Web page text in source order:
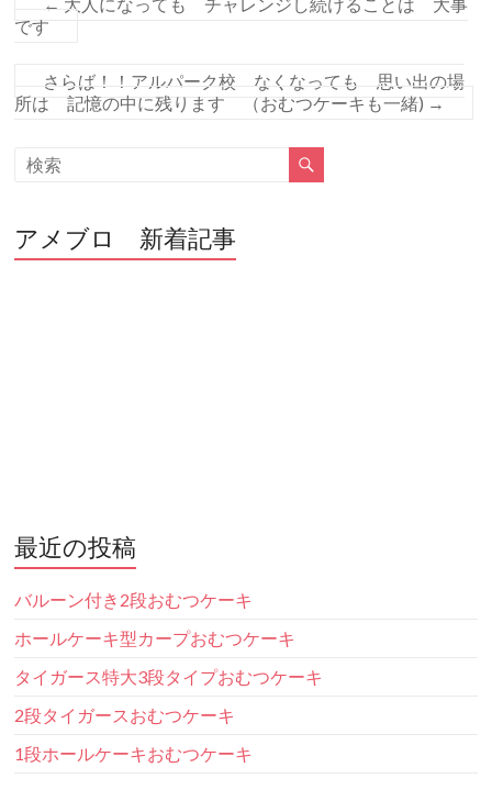
o
k
です
さらば！！アルパーク校 なくなっても 思い出の場
所は 記憶の中に残ります （おむつケーキも一緒) →
アメブロ 新着記事
最近の投稿
バルーン付き2段おむつケーキ
ホールケーキ型カープおむつケーキ
タイガース特大3段タイプおむつケーキ
2段タイガースおむつケーキ
1段ホールケーキおむつケーキ